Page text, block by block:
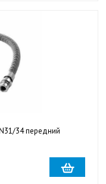
34 передний